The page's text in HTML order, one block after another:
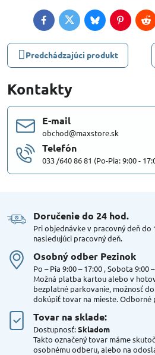
FacebookTwitterBlueskyPinterest
Predchádzajúci produkt
Kontakty
E-mail
obchod@maxstore.sk
Telefón
033 /640 86 81 (Po-Pia: 9:00 -
Doručenie do 24 hod​.
Pri objednávke v pracovný deň do
nasledujúci pracovný deň.
Osobný odber Pezinok
Po – Pia 9:00 – 17:00 , Sobota 9:00
Možná platba kartou alebo v
bezplatné parkovanie, možnosť
dokúpiť tovar na mieste. Odborné
Tovar na sklade:
Dostupnosť:Skladom
Takto označený tovar máme
osobnému odberu, alebo na